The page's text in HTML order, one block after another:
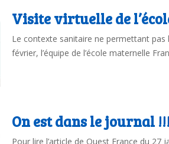
Visite virtuelle de
Le contexte sanitaire ne permettant pas
février, l’équipe de l’école maternelle
On est dans le journal !!!
Pour lire l’article de Ouest France du 27